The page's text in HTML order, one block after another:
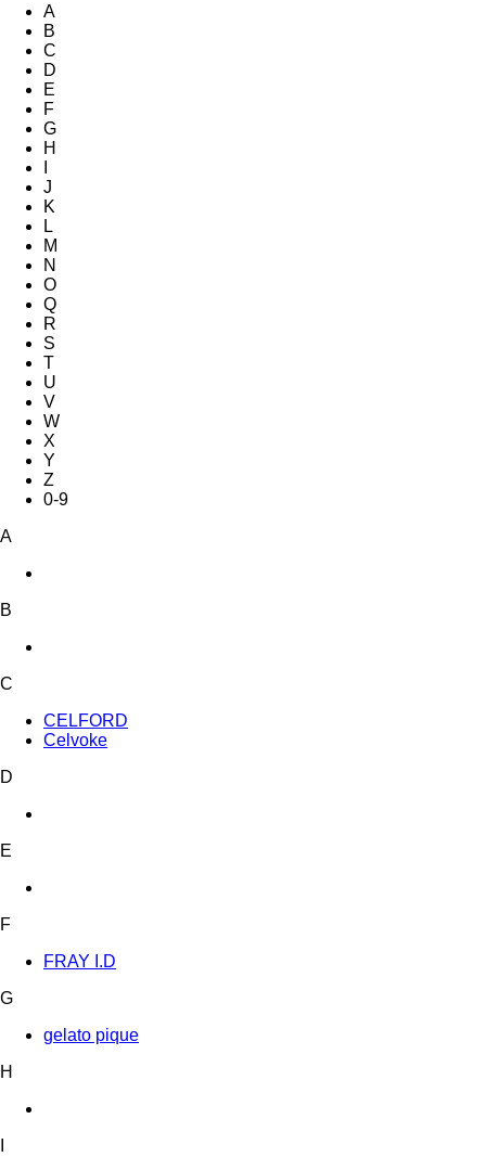
A
B
C
D
E
F
G
H
J
K
L
M
N
O
Q
R
S
T
U
V
W
X
Y
Z
0-9
A
B
C
CELFORD
Celvoke
D
E
F
FRAY I.D
G
gelato pique
H